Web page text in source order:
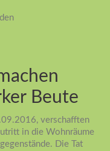
Beute
verschafften
in die Wohnräume
Die Tat